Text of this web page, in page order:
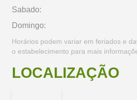
Sabado:
Domingo:
Horários podem variar em feriados e
o estabelecimento para mais
LOCALIZAÇÃO